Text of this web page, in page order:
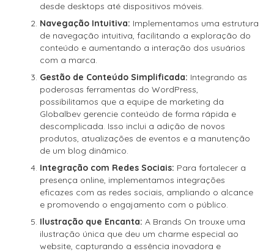
desde desktops até dispositivos móveis.
Navegação Intuitiva: Implementamos uma estrutura
de navegação intuitiva, facilitando a exploração do
conteúdo e aumentando a interação dos usuários
com a marca.
Gestão de Conteúdo Simplificada: Integrando as
poderosas ferramentas do WordPress,
possibilitamos que a equipe de marketing da
Globalbev gerencie conteúdo de forma rápida e
descomplicada. Isso inclui a adição de novos
produtos, atualizações de eventos e a manutenção
de um blog dinâmico.
Integração com Redes Sociais: Para fortalecer a
presença online, implementamos integrações
eficazes com as redes sociais, ampliando o alcance
e promovendo o engajamento com o público.
Ilustração que Encanta: A Brands On trouxe uma
ilustração única que deu um charme especial ao
website, capturando a essência inovadora e